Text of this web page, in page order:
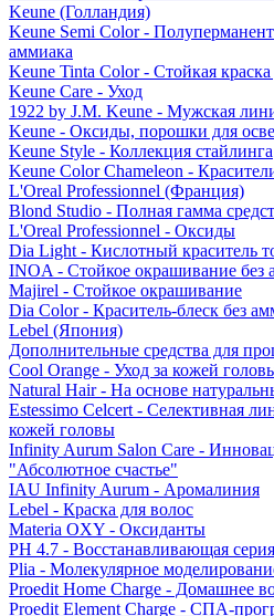
Keune (Голландия)
Keune Semi Color -
аммиака
Keune Tinta Color - Стойкая краска
Keune Care - Уход
1922 by J.M. Keune - Мужская
Keune - Оксиды, порошки для
Keune Style - Коллекция стайлинга
Keune Color Chameleon -
L'Oreal Professionnel (Франция)
Blond Studio - Полная гамма
L'Oreal Professionnel - Оксиды
Dia Light - Кислотный краситель
INOA - Стойкое окрашивание без
Majirel - Стойкое окрашивание
Dia Color - Краситель-блеск без
Lebel (Япония)
Дополнительные средства для
Cool Orange - Уход за кожей
Natural Hair - На основе
Estessimo Celcert - Селективная
кожей головы
Infinity Aurum Salon Care -
"Абсолютное счастье"
IAU Infinity Aurum - Аромалиния
Lebel - Краска для волос
Materia OXY - Оксиданты
PH 4.7 - Восстанавливающая серия
Plia - Молекулярное
Proedit Home Charge - Домашнее
Proedit Element Charge - СПА-